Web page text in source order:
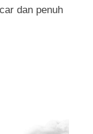
dan penuh